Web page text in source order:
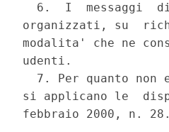
6.  I  messaggi
organizzati, su
modalita' che ne
udenti.
7. Per quanto non
si applicano le